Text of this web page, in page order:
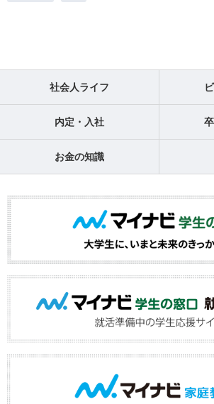
社会人ライフ
内定・入社
お金の知識